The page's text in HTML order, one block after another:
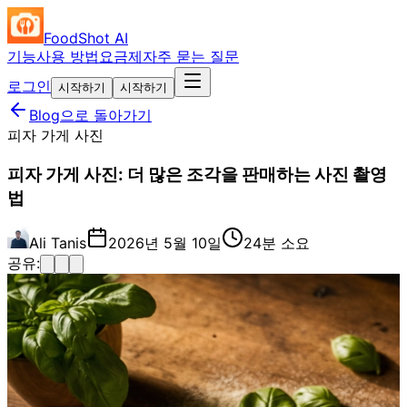
FoodShot AI
기능사용 방법요금제자주 묻는 질문
로그인
시작하기 시작하기
Blog으로 돌아가기
피자 가게 사진
피자 가게 사진: 더 많은 조각을 판매하는 사진 촬영
법
Ali Tanis 2026년 5월 10일
24분 소요
공유: